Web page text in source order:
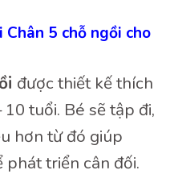
Chân 5 chỗ ngồi cho
được thiết kế thích
tuổi. Bé sẽ tập đi,
hơn từ đó giúp
phát triển cân đối.